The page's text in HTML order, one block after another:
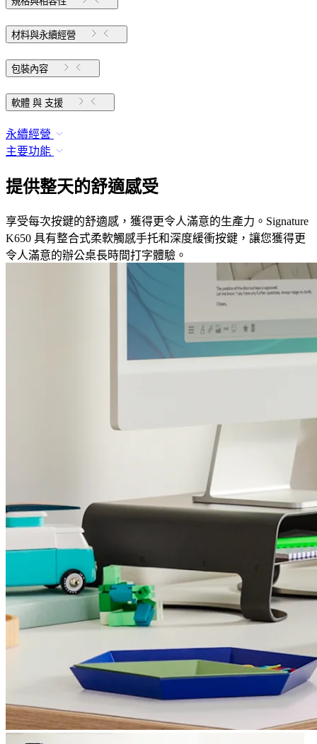
材料與永續經營
包裝內容
軟體 與 支援
永續經營
主要功能
提供整天的舒適感受
享受每次按鍵的舒適感，獲得更令人滿意的生產力。Signature
K650 具有整合式柔軟觸感手托和深度緩衝按鍵，讓您獲得更
令人滿意的辦公桌長時間打字體驗。